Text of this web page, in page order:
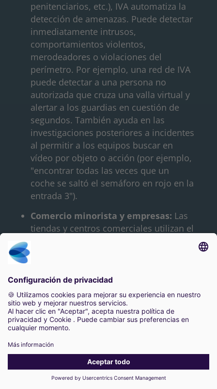
penitenciarios, etc.), IVA automatiza la
detección de amenazas. Puede detectar
inmediatamente intrusos,
comportamientos violentos,
merodeadores o violaciones del
perímetro. Por ejemplo, una red de IVA
puede detectar a una persona no
autorizada que cruza una valla virtual y
alertar a los guardias en cuestión de
segundos. También ayuda en las
investigaciones posteriores a incidentes
al permitir a los equipos buscar en
vídeo por objeto o acción (por ejemplo,
"encontrar todas las veces que un
coche se saltó el semáforo en rojo en la
entrada 3").
Comercio minorista y empresas: Las
tiendas y centros comerciales utilizan el
colas (detección automática de colas
largas en las cajas y despliegue de
personal), el recuento de personas
(medición del tráfico peatonal y los
tiempos de permanencia para analizar
el rendimiento de las ventas) y la
prevención de pérdidas (identificación
de patrones sospechosos o ladrones
conocidos). Esta información ayuda a